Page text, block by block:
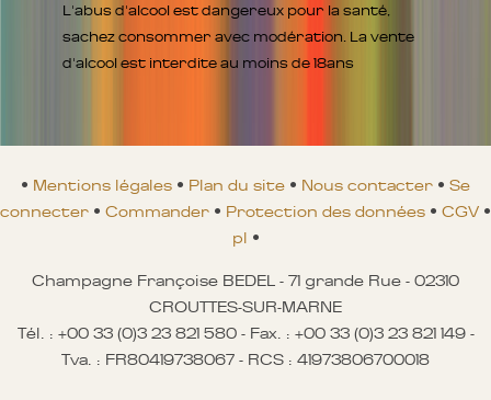
L'abus d'alcool est dangereux pour la santé,
sachez consommer avec modération. La vente
d'alcool est interdite au moins de 18ans
• Mentions légales • Plan du site • Nous contacter • Se
connecter • Commander • Protection des données • CGV •
pl •
Champagne Françoise BEDEL - 71 grande Rue - 02310
CROUTTES-SUR-MARNE
Tél. : +00 33 (0)3 23 821 580 - Fax. : +00 33 (0)3 23 821 149 -
Tva. : FR80419738067 - RCS : 41973806700018